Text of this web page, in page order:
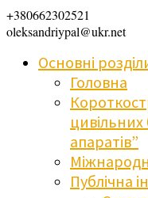
+380662302521
oleksandriypal@ukr.net
Основні
Головна
цивільних
апаратів”
Публічна